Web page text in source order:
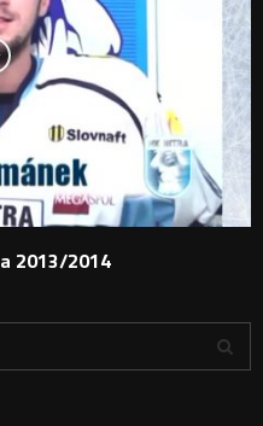
2013/2014